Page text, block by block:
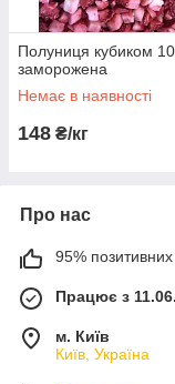
Полуниця кубиком
заморожена
Немає в наявності
148 ₴/кг
Про нас
95% позитивних
Працює з
м. Київ
Київ, Україна